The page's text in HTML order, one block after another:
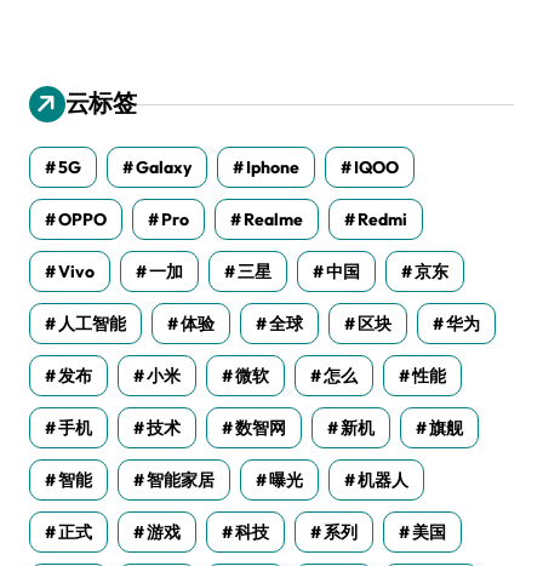
云标签
5G Galaxy Iphone IQOO
OPPO Pro Realme Redmi
Vivo 一加 三星 中国 京东
人工智能 体验 全球 区块 华为
发布 小米 微软 怎么 性能
手机 技术 数智网 新机 旗舰
智能 智能家居 曝光 机器人
正式 游戏 科技 系列 美国